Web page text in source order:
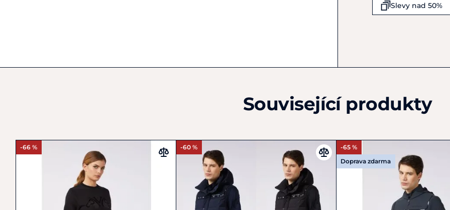
+39 051 0499329
Slevy nad 50%
Související produkty
-66 % -60 %
-65 %
Doprava zdarma